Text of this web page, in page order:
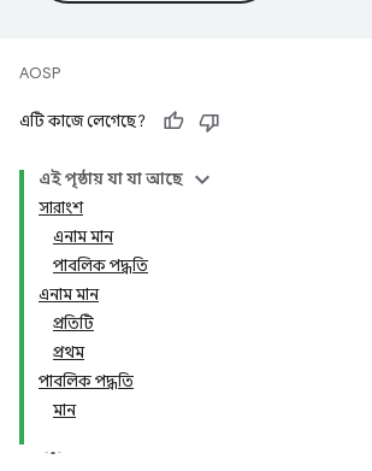
AOSP
এটি কাজে লেগেছে?
এই পৃষ্ঠায় যা যা আছে
সারাংশ
এনাম মান
পাবলিক পদ্ধতি
এনাম মান
প্রতিটি
প্রথম
পাবলিক পদ্ধতি
মান